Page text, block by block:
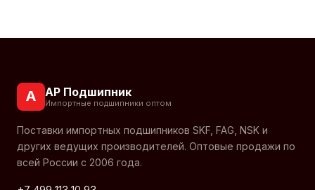
А АР Подшипник
Импортные подшипники оптом
Поставки импортных подшипников SKF, FAG, NSK и
других ведущих производителей. Оптовые продажи по
всей России с 2006 года.